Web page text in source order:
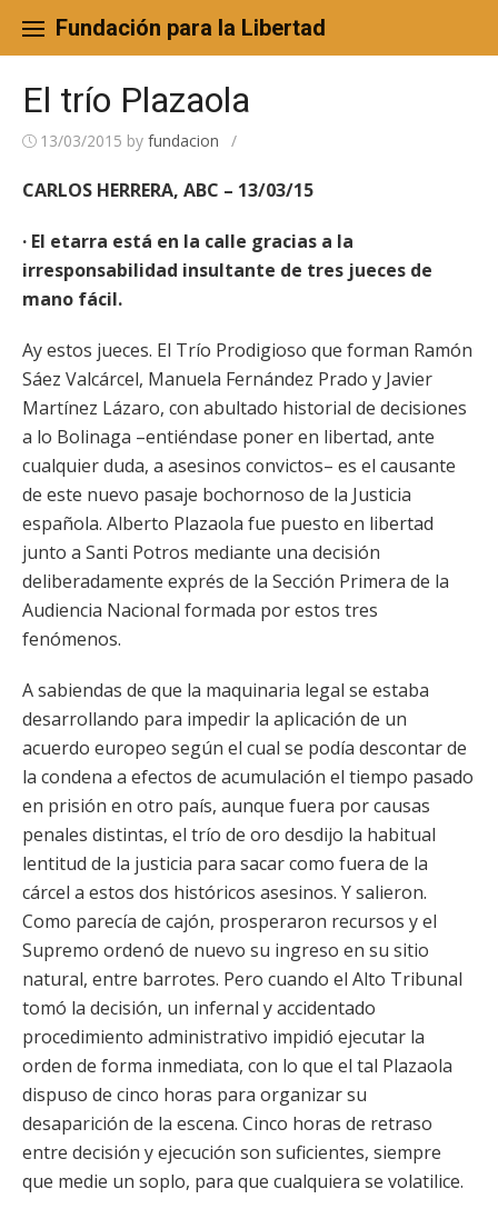
content
Fundación para la Libertad
El trío Plazaola
13/03/2015 by fundacion /
CARLOS HERRERA, ABC – 13/03/15
· El etarra está en la calle gracias a la
irresponsabilidad insultante de tres jueces de
mano fácil.
Ay estos jueces. El Trío Prodigioso que forman Ramón
Sáez Valcárcel, Manuela Fernández Prado y Javier
Martínez Lázaro, con abultado historial de decisiones
a lo Bolinaga –entiéndase poner en libertad, ante
cualquier duda, a asesinos convictos– es el causante
de este nuevo pasaje bochornoso de la Justicia
española. Alberto Plazaola fue puesto en libertad
junto a Santi Potros mediante una decisión
deliberadamente exprés de la Sección Primera de la
Audiencia Nacional formada por estos tres
fenómenos.
A sabiendas de que la maquinaria legal se estaba
desarrollando para impedir la aplicación de un
acuerdo europeo según el cual se podía descontar de
la condena a efectos de acumulación el tiempo pasado
en prisión en otro país, aunque fuera por causas
penales distintas, el trío de oro desdijo la habitual
lentitud de la justicia para sacar como fuera de la
cárcel a estos dos históricos asesinos. Y salieron.
Como parecía de cajón, prosperaron recursos y el
Supremo ordenó de nuevo su ingreso en su sitio
natural, entre barrotes. Pero cuando el Alto Tribunal
tomó la decisión, un infernal y accidentado
procedimiento administrativo impidió ejecutar la
orden de forma inmediata, con lo que el tal Plazaola
dispuso de cinco horas para organizar su
desaparición de la escena. Cinco horas de retraso
entre decisión y ejecución son suficientes, siempre
que medie un soplo, para que cualquiera se volatilice.